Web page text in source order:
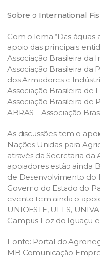
Sobre o International
Com o lema “Das
apoio das principais
Associação Brasileira da
Associação Brasileira da
dos Armadores e
Associação Brasileira de
Associação Brasileira de
ABRAS – Associação
As discussões tem o
Nações Unidas para
através da Secretaria da
apoiadores estão ainda
de Desenvolvimento do
Governo do Estado do
evento tem ainda o
UNIOESTE, UFFS,
Campus Foz do Iguaçu
Fonte: Portal do
MB Comunicação